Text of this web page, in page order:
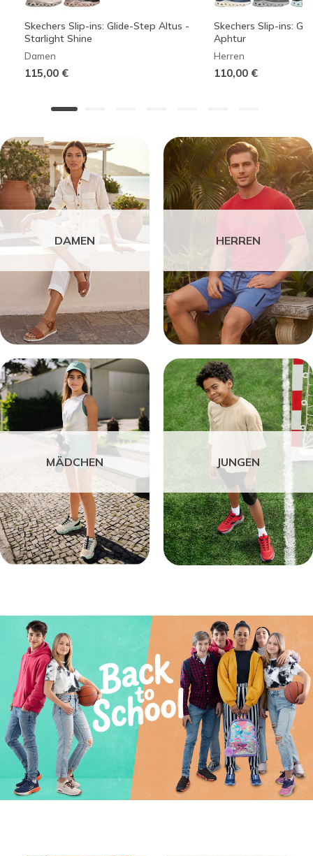
Skechers Slip-ins: Glide-Step Altus -
Starlight Shine
Damen
115,00 €
Skechers Slip-ins:
Aphtur
Herren
110,00 €
DAMEN HERREN
MÄDCHEN JUNGEN